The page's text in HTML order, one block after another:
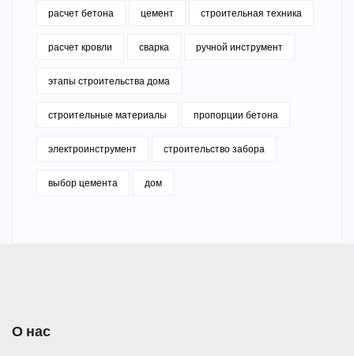
расчет бетона цемент строительная техника
расчет кровли сварка ручной инструмент
этапы строительства дома
строительные материалы пропорции бетона
электроинструмент строительство забора
выбор цемента дом
О нас